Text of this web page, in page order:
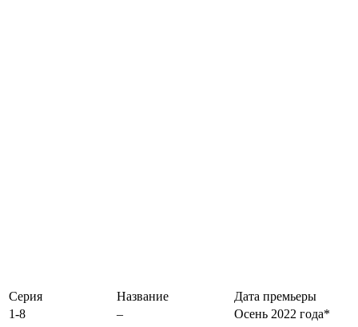
Серия Название
Дата премьеры
1-8
– Осень 2022 года*